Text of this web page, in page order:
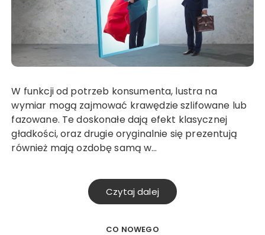
W funkcji od potrzeb konsumenta, lustra na
wymiar mogą zajmować krawędzie szlifowane lub
fazowane. Te doskonałe dają efekt klasycznej
gładkości, oraz drugie oryginalnie się prezentują
również mają ozdobę samą w…
Czytaj dalej
CO NOWEGO